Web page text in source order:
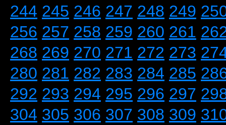
244 245 246 247 248 249
256 257 258 259 260 261
268 269 270 271 272 273
280 281 282 283 284 285
292 293 294 295 296 297
304 305 306 307 308 309